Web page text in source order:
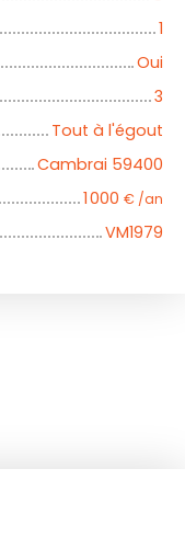
1
Oui
3
Tout à l'égout
Cambrai 59400
1 000 € /an
VM1979